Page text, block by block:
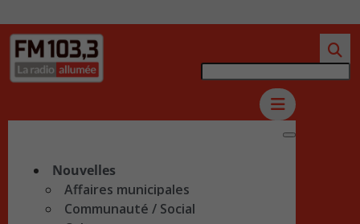
Nouvelles
Affaires municipales
Communauté / Social